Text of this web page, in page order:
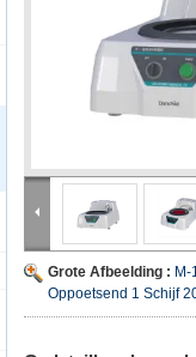
Grote Afbeelding :
Oppoetsend 1 Schijf